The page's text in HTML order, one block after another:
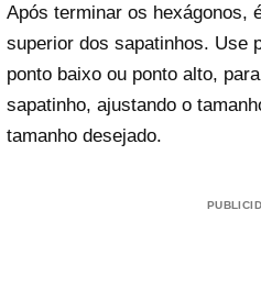
Após terminar os hexágonos,
superior dos sapatinhos. Use
ponto baixo ou ponto alto,
sapatinho, ajustando o
tamanho desejado.